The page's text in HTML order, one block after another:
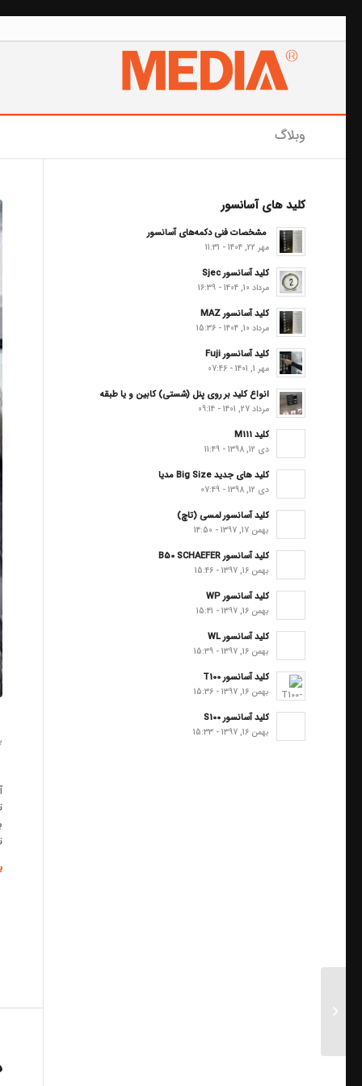
وبلاگ
کلید های آسانسور
مشخصات فنی دکمه‌های آسانسور
مهر 22, 1404 - 11:31
کلید آسانسور Sjec
مرداد 10, 1404 - 16:39
کلید آسانسور MAZ
مرداد 10, 1404 - 15:36
کلید آسانسور Fuji
مهر 1, 1401 - 07:46
انواع کلید بر روی پنل (شستی) کابین و یا طبقه
مرداد 27, 1401 - 09:14
کلید M111
دی 12, 1398 - 11:49
کلید های جدید Big Size مدیا
دی 12, 1398 - 07:49
کلید آسانسور لمسی (تاچ)
بهمن 17, 1397 - 14:50
کلید آسانسور B50 SCHAEFER
بهمن 16, 1397 - 15:46
کلید آسانسور WP
بهمن 16, 1397 - 15:41
کلید آسانسور WL
بهمن 16, 1397 - 15:39
کلید آسانسور T100
بهمن 16, 1397 - 15:36
کلید آسانسور S100
بهمن 16, 1397 - 15:33